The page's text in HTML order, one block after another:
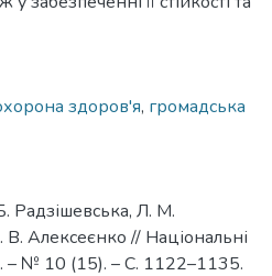
здоров'я, громадська
Радзішевська, Л. М.
Алексеєнко // Національні
– № 10 (15). – С. 1122–1135.